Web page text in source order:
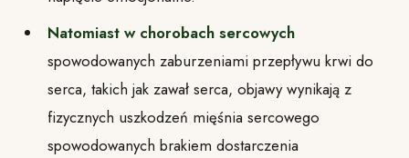
Natomiast w chorobach sercowych
spowodowanych zaburzeniami przepływu krwi do
serca, takich jak zawał serca, objawy wynikają z
fizycznych uszkodzeń mięśnia sercowego
spowodowanych brakiem dostarczenia